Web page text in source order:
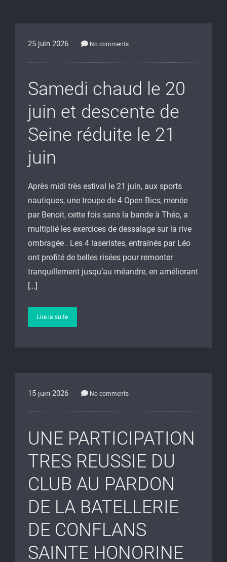
25 juin 2026 No comments
Samedi chaud le 20
juin et descente de
Seine réduite le 21
juin
Après midi très estival le 21 juin, aux sports
nautiques, une troupe de 4 Open Bics, menée
par Benoit, cette fois sans la bande à Théo, a
multiplié les exercices de dessalage sur la rive
ombragée . Les 4 laseristes, entrainés par Léo
ont profité de belles risées pour remonter
tranquillement jusqu’au méandre, en améliorant
[…]
Lire la suite
15 juin 2026 No comments
UNE PARTICIPATION
TRES REUSSIE DU
CLUB AU PARDON
DE LA BATELLERIE
DE CONFLANS
SAINTE HONORINE